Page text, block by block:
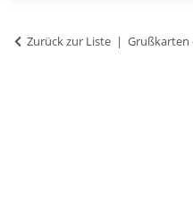
Zurück zur Liste Grußkarten